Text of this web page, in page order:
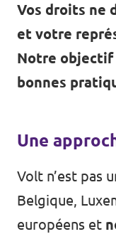
Vos droits ne
et votre
Notre objectif
bonnes
Une
Volt n’est pas
Belgique,
européens et